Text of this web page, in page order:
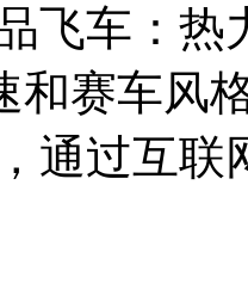
飞车：热
和赛车风
通过互联